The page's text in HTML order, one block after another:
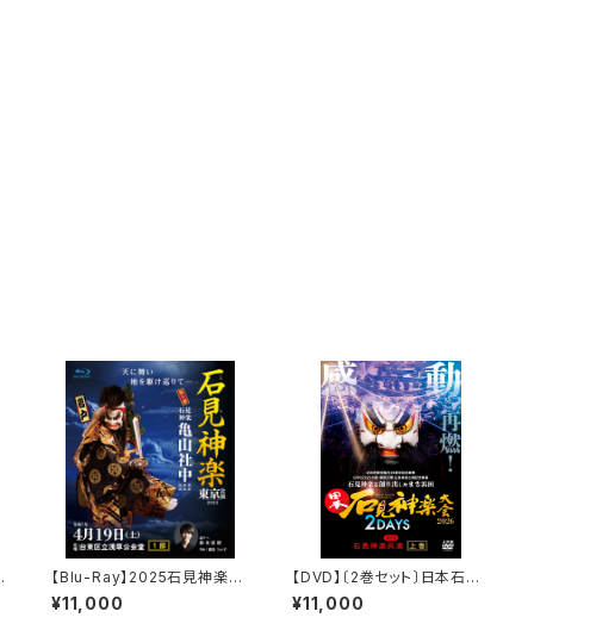
【Blu-Ray】2025石見神楽東
京公演 石見神楽亀山社中
〈1部・2部 2巻セット〉
¥11,000
【DVD】〔2巻セット〕日本石見
神楽大会2026 2DAYS【DA
Y-2】石見神楽共演
¥11,000